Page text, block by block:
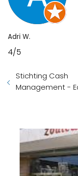
Adri W.
4/5
Stichting Cash
Management -